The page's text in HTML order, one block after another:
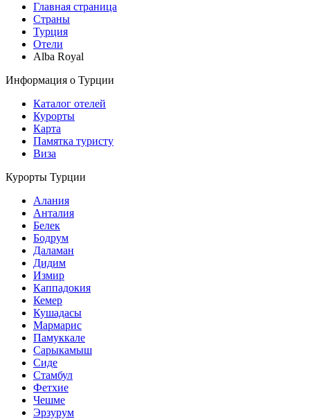
Главная страница
Cтраны
Турция
Отели
Alba Royal
Информация о Турции
Каталог отелей
Курорты
Карта
Памятка туристу
Виза
Курорты Турции
Алания
Анталия
Белек
Бодрум
Даламан
Дидим
Измир
Каппадокия
Кемер
Кушадасы
Мармарис
Памуккале
Сарыкамыш
Сиде
Стамбул
Фетхие
Чешме
Эрзурум